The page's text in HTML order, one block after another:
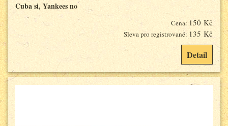
Cuba si, Yankees no
Cena: 150 Kč
Sleva pro registrované: 135 Kč
Detail